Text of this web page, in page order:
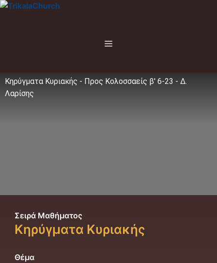
Μετάβαση
Menu
Κηρύγματα Κυριακής - Προς Κολοσσαείς β' 6-23 - Δ.
Λαρίσης
Σειρά Μαθήματος
Κηρύγματα Κυριακής
Θέμα